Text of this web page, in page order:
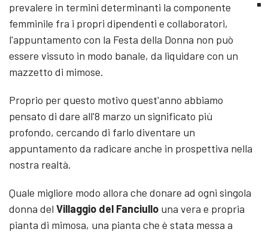
prevalere in termini determinanti la componente
femminile fra i propri dipendenti e collaboratori,
l'appuntamento con la Festa della Donna non può
essere vissuto in modo banale, da liquidare con un
mazzetto di mimose.
Proprio per questo motivo quest'anno abbiamo
pensato di dare all'8 marzo un significato più
profondo, cercando di farlo diventare un
appuntamento da radicare anche in prospettiva nella
nostra realtà.
Quale migliore modo allora che donare ad ogni singola
donna del Villaggio del Fanciullo una vera e propria
pianta di mimosa, una pianta che è stata messa a